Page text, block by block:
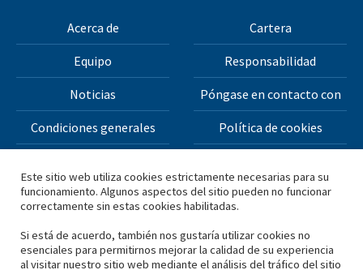
Acerca de Cartera
Equipo Responsabilidad
Noticias Póngase en contacto con
Condiciones generales Política de cookies
Todos los materiales de este sitio web están protegidos
por derechos de autor © 2026 H.I.G. Capital, LLC
Este sitio web utiliza cookies estrictamente necesarias para su
funcionamiento. Algunos aspectos del sitio pueden no funcionar
correctamente sin estas cookies habilitadas.
Si está de acuerdo, también nos gustaría utilizar cookies no
esenciales para permitirnos mejorar la calidad de su experiencia
al visitar nuestro sitio web mediante el análisis del tráfico del sitio